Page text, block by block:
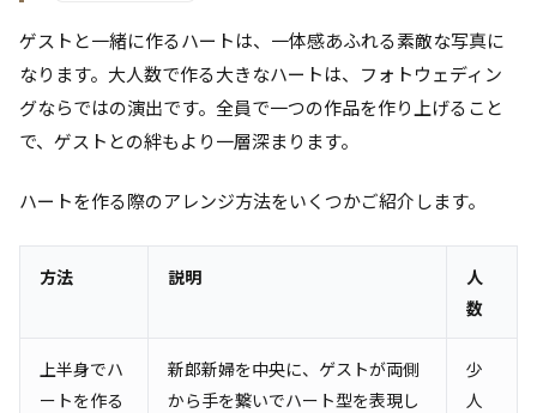
ゲストと一緒に作るハートは、一体感あふれる素敵な写真に
なります。大人数で作る大きなハートは、フォトウェディン
グならではの演出です。全員で一つの作品を作り上げること
で、ゲストとの絆もより一層深まります。
ハートを作る際のアレンジ方法をいくつかご紹介します。
方法 説明
人
数
上半身でハ
ートを作る
新郎新婦を中央に、ゲストが両側
から手を繋いでハート型を表現し
少
人